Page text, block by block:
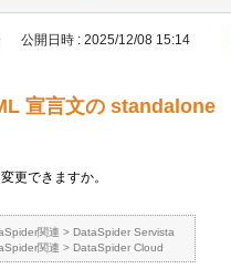
公開日時 : 2025/12/08 15:14
宣言文の standalone
更できますか。
関連 > DataSpider Servista
関連 > DataSpider Cloud